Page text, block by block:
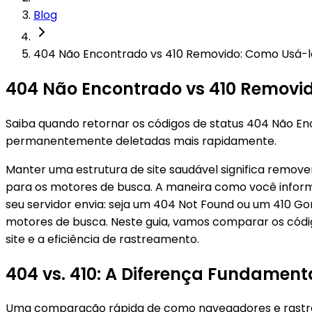
Blog
404 Não Encontrado vs 410 Removido: Como
404 Não Encontrado vs 410
Saiba quando retornar os códigos de status 404 Não
permanentemente deletadas mais rapidamente.
Manter uma estrutura de site saudável significa
para os motores de busca. A maneira como você
seu servidor envia: seja um 404 Not Found ou um 410
motores de busca. Neste guia, vamos comparar os
site e a eficiência de rastreamento.
404 vs. 410: A Diferença
Uma comparação rápida de como navegadores e